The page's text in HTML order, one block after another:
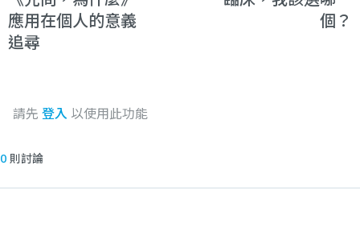
應用在個人的意義
追尋
個？
請先 登入 以使用此功能
0 則討論